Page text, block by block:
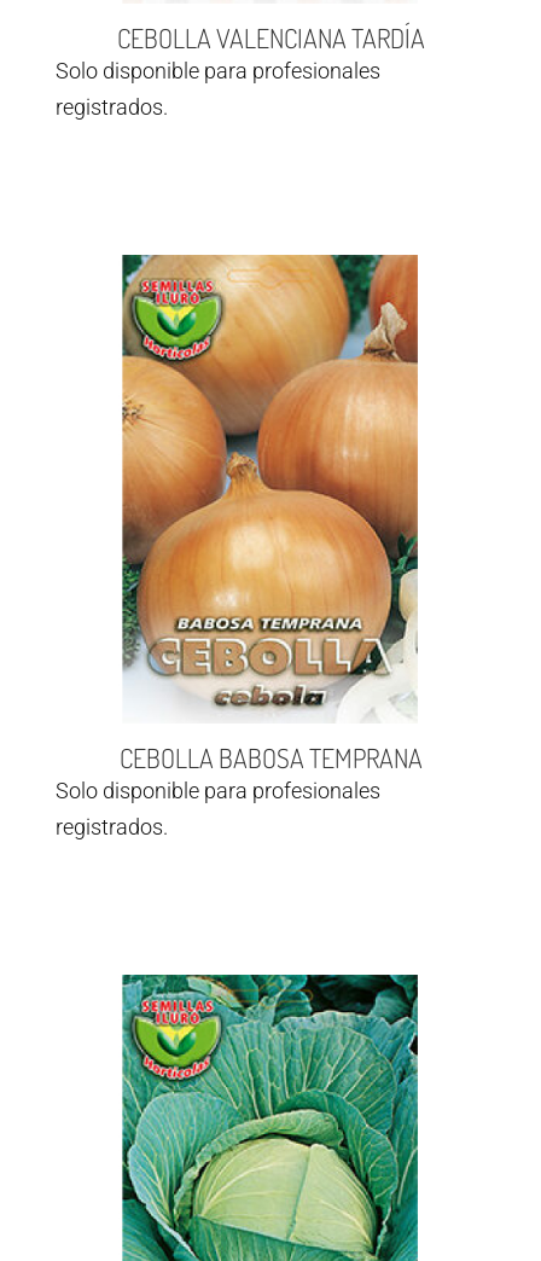
CEBOLLA VALENCIANA TARDÍA
Solo disponible para profesionales
registrados.
CEBOLLA BABOSA TEMPRANA
Solo disponible para profesionales
registrados.